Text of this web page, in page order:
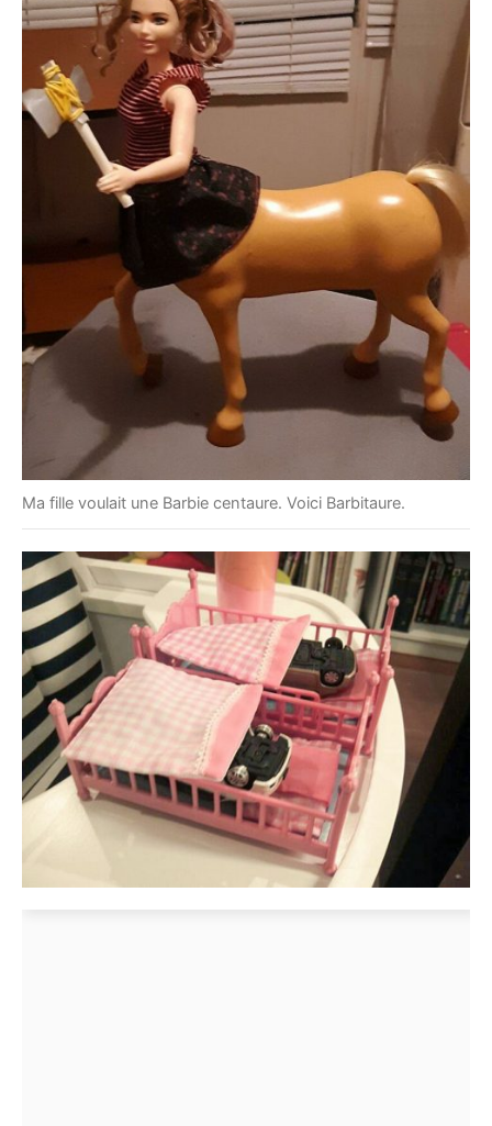
Ma fille voulait une Barbie centaure. Voici Barbitaure.